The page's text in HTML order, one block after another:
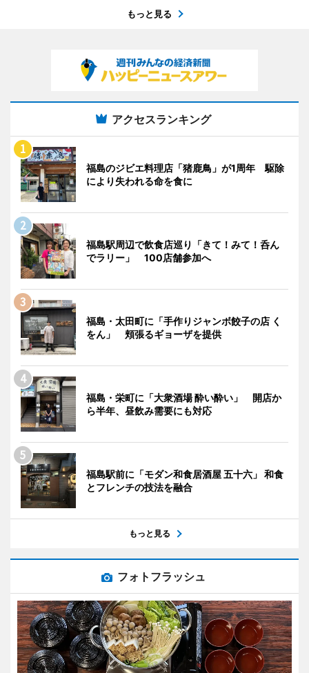
もっと見る
アクセスランキング
福島のジビエ料理店「猪鹿鳥」が1周年 駆除
により失われる命を食に
福島駅周辺で飲食店巡り「きて！みて！呑ん
でラリー」 100店舗参加へ
福島・太田町に「手作りジャンボ餃子の店 く
をん」 頬張るギョーザを提供
福島・栄町に「大衆酒場 酔い酔い」 開店か
ら半年、昼飲み需要にも対応
福島駅前に「モダン和食居酒屋 五十六」 和食
とフレンチの技法を融合
もっと見る
フォトフラッシュ